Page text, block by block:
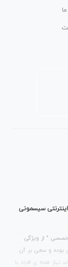
سیسمونی
" از ویژگی
بوده و سعی بر آن
نیاز همه ی افراد با